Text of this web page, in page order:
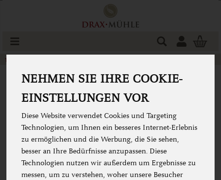
NEHMEN SIE IHRE COOKIE-
EINSTELLUNGEN VOR
Diese Website verwendet Cookies und Targeting
Technologien, um Ihnen ein besseres Internet-Erlebnis
zu ermöglichen und die Werbung, die Sie sehen,
besser an Ihre Bedürfnisse anzupassen. Diese
Technologien nutzen wir außerdem um Ergebnisse zu
messen, um zu verstehen, woher unsere Besucher
Produkt